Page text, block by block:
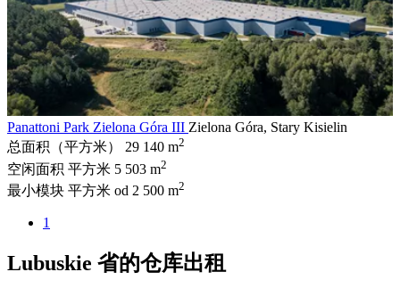
Panattoni Park Zielona Góra III Zielona Góra, Stary Kisielin
总面积（平方米）
29 140 m2
空闲面积 平方米 5 503 m2
最小模块 平方米 od 2 500 m2
1
Lubuskie 省的仓库出租